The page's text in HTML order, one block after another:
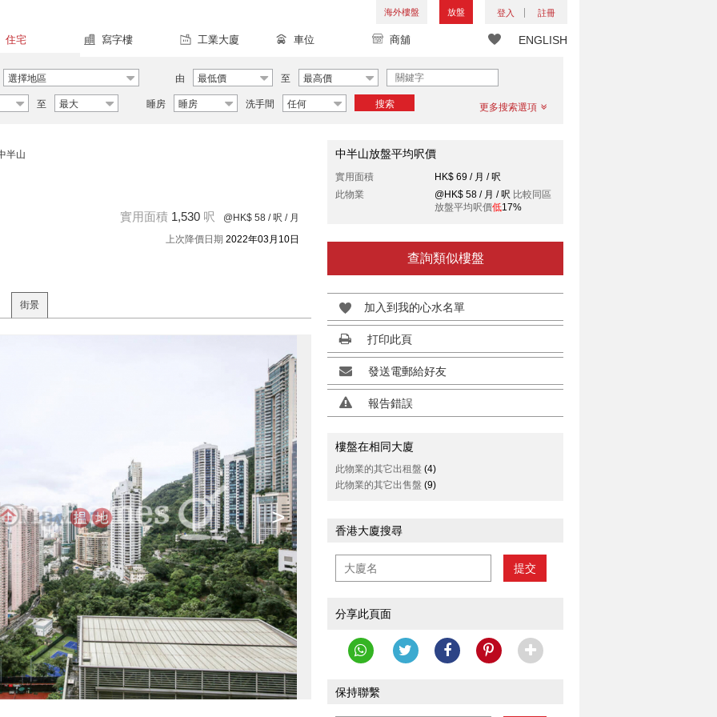
海外樓盤 放盤 登入 註冊
ENGLISH
住宅 寫字樓 工業大廈 車位 商舖
選擇地區 由 最低價 至 最高價
至 最大 睡房 睡房 洗手間 任何 搜索 更多搜索選項
半山
實用面積 1,530 呎 @HK$ 58 / 呎 / 月
上次降價日期 2022年03月10日
街景
>
中半山放盤平均呎價
實用面積
HK$ 69 / 月 / 呎
此物業
@HK$ 58 / 月 / 呎 比較同區
放盤平均呎價低17%
查詢類似樓盤
加入到我的心水名單
打印此頁
發送電郵給好友
報告錯誤
樓盤在相同大廈
此物業的其它出租盤 (4)
此物業的其它出售盤 (9)
香港大廈搜尋
提交
分享此頁面
保持聯繫